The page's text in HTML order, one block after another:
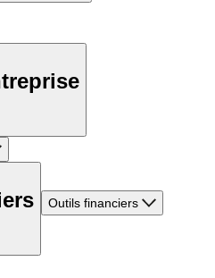
Outils financiers